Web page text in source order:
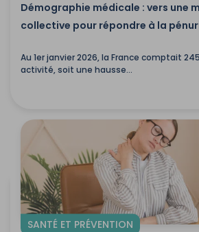
Démographie médicale : vers une
collective pour répondre à la
Au 1er janvier 2026, la France comptait
activité, soit une hausse...
SANTÉ ET PRÉVENTION